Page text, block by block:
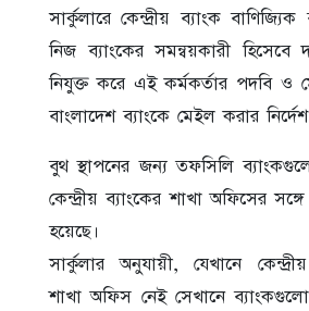
সার্কুলারে কেন্দ্রীয় ব্যাংক
নিজ ব্যাংকের সমন্বয়কারী হিসেবে
নিযুক্ত করে এই কর্মকর্তার পদবি ও
বাংলাদেশ ব্যাংকে মেইল করার
বুথ স্থাপনের জন্য তফসিলি
কেন্দ্রীয় ব্যাংকের শাখা অফিসের
হয়েছে।
সার্কুলার অনুযায়ী, যেখানে
শাখা অফিস নেই সেখানে